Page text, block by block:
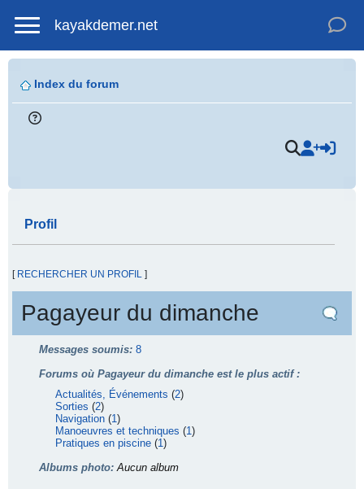
kayakdemer.net
Index du forum
Profil
[ RECHERCHER UN PROFIL ]
Pagayeur du dimanche
Messages soumis: 8
Forums où Pagayeur du dimanche est le plus actif :
Actualités, Événements (2)
Sorties (2)
Navigation (1)
Manoeuvres et techniques (1)
Pratiques en piscine (1)
Albums photo:Aucun album